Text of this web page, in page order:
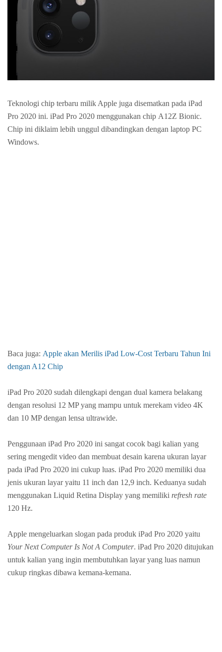
Teknologi chip terbaru milik Apple juga disematkan pada iPad
Pro 2020 ini. iPad Pro 2020 menggunakan chip A12Z Bionic.
Chip ini diklaim lebih unggul dibandingkan dengan laptop PC
Windows.
Baca juga: Apple akan Merilis iPad Low-Cost Terbaru Tahun Ini
dengan A12 Chip
iPad Pro 2020 sudah dilengkapi dengan dual kamera belakang
dengan resolusi 12 MP yang mampu untuk merekam video 4K
dan 10 MP dengan lensa ultrawide.
Penggunaan iPad Pro 2020 ini sangat cocok bagi kalian yang
sering mengedit video dan membuat desain karena ukuran layar
pada iPad Pro 2020 ini cukup luas. iPad Pro 2020 memiliki dua
jenis ukuran layar yaitu 11 inch dan 12,9 inch. Keduanya sudah
menggunakan Liquid Retina Display yang memiliki refresh rate
120 Hz.
Apple mengeluarkan slogan pada produk iPad Pro 2020 yaitu
Your Next Computer Is Not A Computer. iPad Pro 2020 ditujukan
untuk kalian yang ingin membutuhkan layar yang luas namun
cukup ringkas dibawa kemana-kemana.